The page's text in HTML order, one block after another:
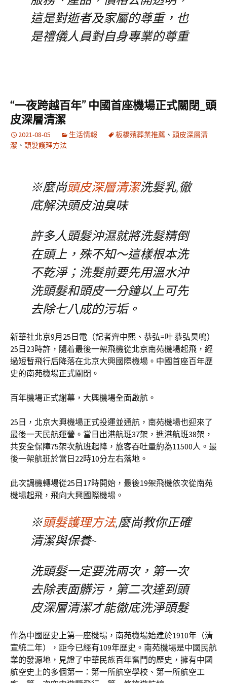
這是對逝者及家屬的尊重，也
是禮儀人員對自身專業的尊重
“一夜跨越百年” 中國首座機場正式關閉_頭
皮深層清潔
2021-08-05 生活情報 板橋殯葬業推薦 、 頭皮深層清
潔 、 頭髮護理方法
※麼尚頭皮深層清潔洗髮乳,徹
底解決頭皮油臭味
許多人頭髮沖濕就將洗髮精倒
在頭上，殊不知～這樣根本洗
不乾淨；洗髮前要先用溫水沖
洗頭髮和頭皮一分鐘以上可先
去除七八成的污垢。
新華社北京9月25日電（記者齊中熙、恭弘=叶 恭弘昊鳴）
25日23時許，隨着最後一架飛機從北京南苑機場起飛，經
過短暫飛行后降落在北京大興國際機場。中國首座百年歷
史的南苑機場正式關閉。
百年機場正式謝幕，大興機場全面啟航。
25日，北京大興機場正式投運並通航，南苑機場也迎來了
最後一天民航運營。當日出港航班37架，進港航班38架，
共安全保障75架次航班起降，旅客吞吐量約為11500人。最
後一架航班於當日22時10分左右落地。
此次調機轉場從25日17時開始，最後19架飛機依次從南苑
機場起飛，飛向大興國際機場。
※頭髮護理方法,麼尚教你正確
清潔與保養~
洗頭髮一定要洗兩次，第一次
去除表面髒污，第二次達到頭
皮深層清潔才能徹底洗淨頭髮
作為中國歷史上第一座機場，南苑機場始建於1910年（清
宣統二年），距今已經有109年歷史。南苑機場是中國民航
業的發源地，見證了中華民族百年奮鬥的歷史，擁有中國
航空史上的多個第一：第一所航空學校、第一所航空工